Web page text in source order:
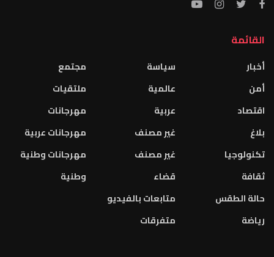
القائمة
أخبار
أمن
اقتصاد
بلاغ
تكنولوجيا
ثقافة
حالة الطقس
رياضة
سياسة
عالمية
عربية
غير مصنف
غير مصنف
قضاء
متابعات بالفيديو
متفرقات
مجتمع
ملتقيات
مهرجانات
مهرجانات عربية
مهرجانات وطنية
وطنية